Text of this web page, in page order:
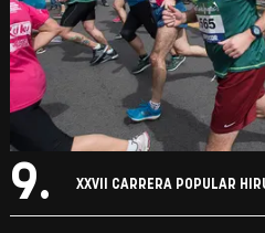
9. XXVII CARRERA POPULAR